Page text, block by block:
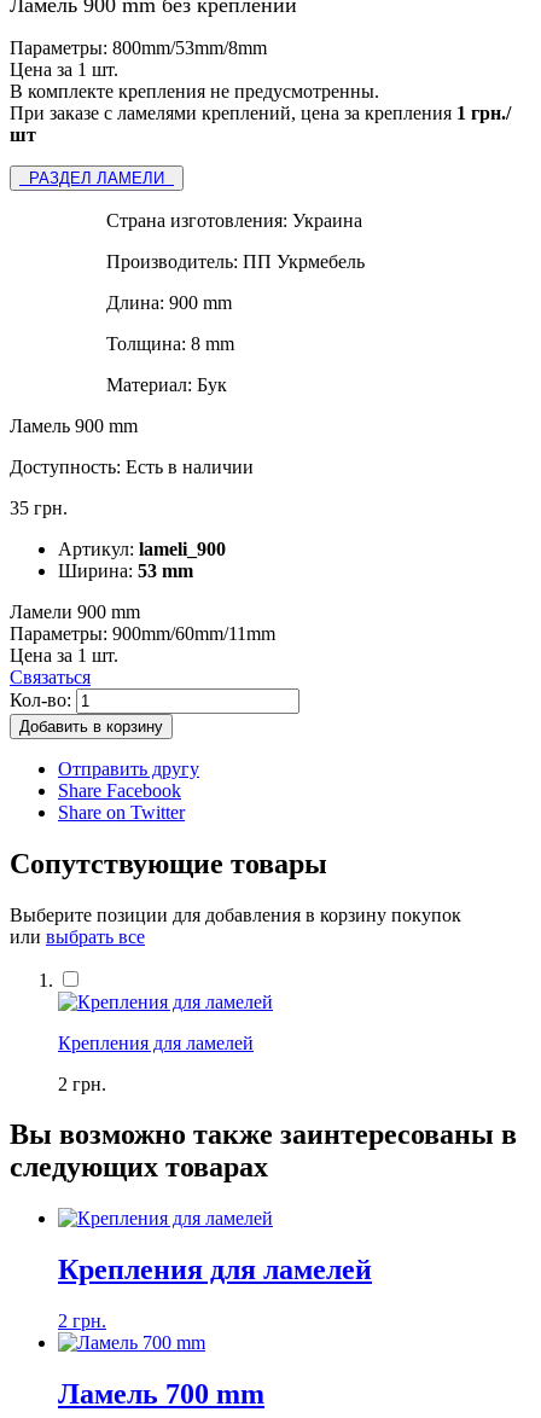
Параметры: 800mm/53mm/8mm
Цена за 1 шт.
В комплекте крепления не предусмотренны.
При заказе с ламелями креплений, цена за крепления 1 грн./
шт
РАЗДЕЛ ЛАМЕЛИ
Страна изготовления: Украина
Производитель: ПП Укрмебель
Длина: 900 mm
Толщина: 8 mm
Материал: Бук
Ламель 900 mm
Доступность: Есть в наличии
35 грн.
Артикул: lameli_900
Ширина: 53 mm
Ламели 900 mm
Параметры: 900mm/60mm/11mm
Цена за 1 шт.
Связаться
Кол-во:
Добавить в корзину
Отправить другу
Share Facebook
Share on Twitter
Сопутствующие товары
Выберите позиции для добавления в корзину покупок
или выбрать все
Крепления для ламелей
2 грн.
Вы возможно также заинтересованы в
следующих товарах
Крепления для ламелей
2 грн.
Ламель 700 mm